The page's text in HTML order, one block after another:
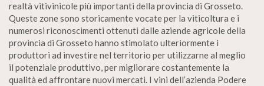
realtà vitivinicole più importanti della provincia di Grosseto.
Queste zone sono storicamente vocate per la viticoltura e i
numerosi riconoscimenti ottenuti dalle aziende agricole della
provincia di Grosseto hanno stimolato ulteriormente i
produttori ad investire nel territorio per utilizzarne al meglio
il potenziale produttivo, per migliorare costantemente la
qualità ed affrontare nuovi mercati. I vini dell’azienda Podere